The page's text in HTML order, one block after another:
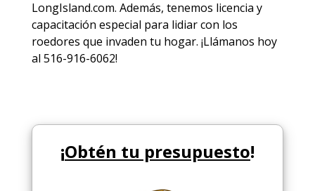
LongIsland.com. Además, tenemos licencia y
capacitación especial para lidiar con los
roedores que invaden tu hogar. ¡Llámanos hoy
al 516-916-6062!
¡Obtén tu presupuesto!